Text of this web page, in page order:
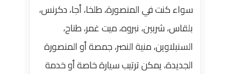
سواء كنت في المنصورة، طلخا، أجا، دكرنس،
بلقاس، شربين، نبروه، ميت غمر، طناح،
السنبلاوين، منية النصر، جمصة أو المنصورة
الجديدة، يمكن ترتيب سيارة خاصة أو خدمة